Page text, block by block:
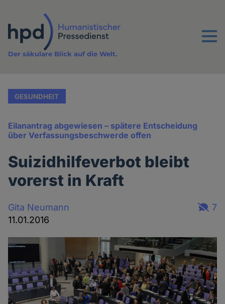
Inhalt
Menu
Der säkulare Blick auf die Welt.
GESUNDHEIT
Eilanantrag abgewiesen – spätere Entscheidung
über Verfassungsbeschwerde offen
Suizidhilfeverbot bleibt
vorerst in Kraft
Gita Neumann
11.01.2016
7